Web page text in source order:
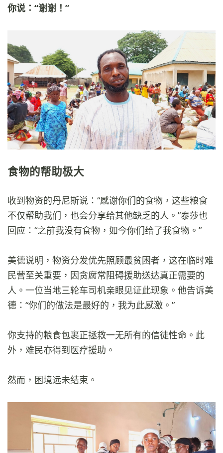
你说：“谢谢！”
食物的帮助极大
收到物资的丹尼斯说：“感谢你们的食物，这些粮食
不仅帮助我们，也会分享给其他缺乏的人。”泰莎也
回应：“之前我没有食物，如今你们给了我食物。”
美德说明，物资分发优先照顾最贫困者，这在临时难
民营至关重要，因贪腐常阻碍援助送达真正需要的
人。一位当地三轮车司机亲眼见证此现象。他告诉美
德：“你们的做法是最好的，我为此感激。”
你支持的粮食包裹正拯救一无所有的信徒性命。此
外，难民亦得到医疗援助。
然而，困境远未结束。